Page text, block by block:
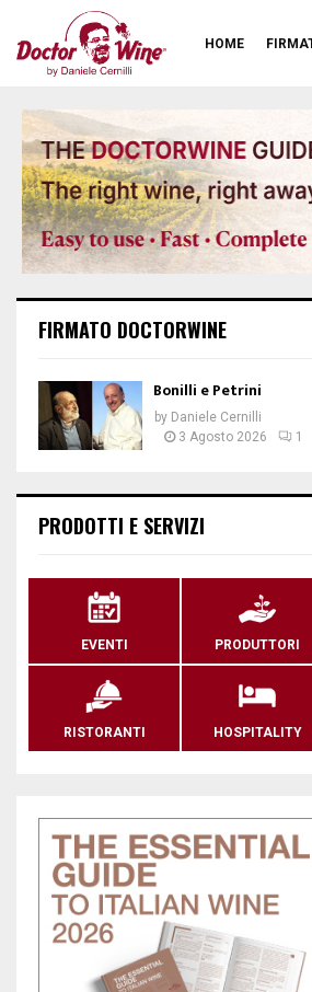
HOME
FIRMATO DOCTORWINE
Bonilli e Petrini
by Daniele Cernilli
3 Agosto 2026
1
PRODOTTI E SERVIZI
EVENTI PRODUTTORI
RISTORANTI HOSPITALITY